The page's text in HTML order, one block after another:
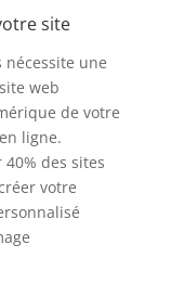
site
une
web
de votre
ligne.
des sites
votre